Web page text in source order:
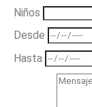
Niños
Desde
Hasta